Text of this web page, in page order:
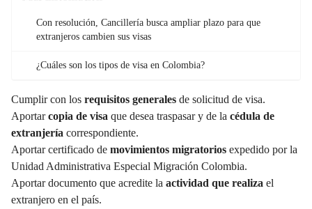
Con resolución, Cancillería busca ampliar plazo para que
extranjeros cambien sus visas
¿Cuáles son los tipos de visa en Colombia?
Cumplir con los requisitos generales de solicitud de visa.
Aportarcopia de visa que desea traspasar y de la cédula de
extranjería correspondiente.
Aportar certificado de movimientos migratorios expedido por la
Unidad Administrativa Especial Migración Colombia.
Aportar documento que acredite la actividad que realiza el
extranjero en el país.